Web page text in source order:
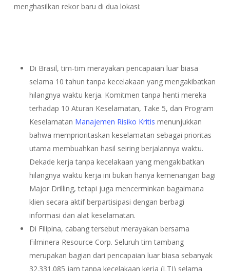
menghasilkan rekor baru di dua lokasi:
Di Brasil, tim-tim merayakan pencapaian luar biasa
selama 10 tahun tanpa kecelakaan yang mengakibatkan
hilangnya waktu kerja. Komitmen tanpa henti mereka
terhadap 10 Aturan Keselamatan, Take 5, dan Program
Keselamatan Manajemen Risiko Kritis menunjukkan
bahwa memprioritaskan keselamatan sebagai prioritas
utama membuahkan hasil seiring berjalannya waktu.
Dekade kerja tanpa kecelakaan yang mengakibatkan
hilangnya waktu kerja ini bukan hanya kemenangan bagi
Major Drilling, tetapi juga mencerminkan bagaimana
klien secara aktif berpartisipasi dengan berbagi
informasi dan alat keselamatan.
Di Filipina, cabang tersebut merayakan bersama
Filminera Resource Corp. Seluruh tim tambang
merupakan bagian dari pencapaian luar biasa sebanyak
32.331.085 jam tanpa kecelakaan kerja (LTI) selama